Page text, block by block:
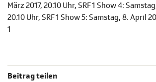
März 2017, 20.10 Uhr, SRF 1 Show 4:
20.10 Uhr, SRF 1 Show 5: Samstag, 8. April
1
Beitrag teilen